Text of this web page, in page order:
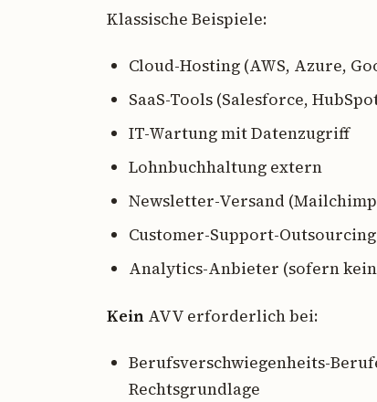
Klassische Beispiele:
Cloud-Hosting (AWS, Azure,
SaaS-Tools (Salesforce,
IT-Wartung mit Datenzugriff
Lohnbuchhaltung extern
Newsletter-Versand
Customer-Support-Outsourcing
Analytics-Anbieter (sofern
Kein AVV erforderlich bei:
Berufsverschwiegenheits-
Rechtsgrundlage